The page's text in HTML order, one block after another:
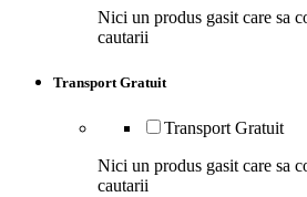
Nici un produs gasit care sa
cautarii
Transport Gratuit
Transport Gratuit
Nici un produs gasit care sa
cautarii